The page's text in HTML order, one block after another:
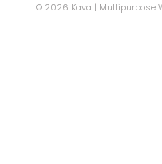
© 2026 Kava | Multipurpose